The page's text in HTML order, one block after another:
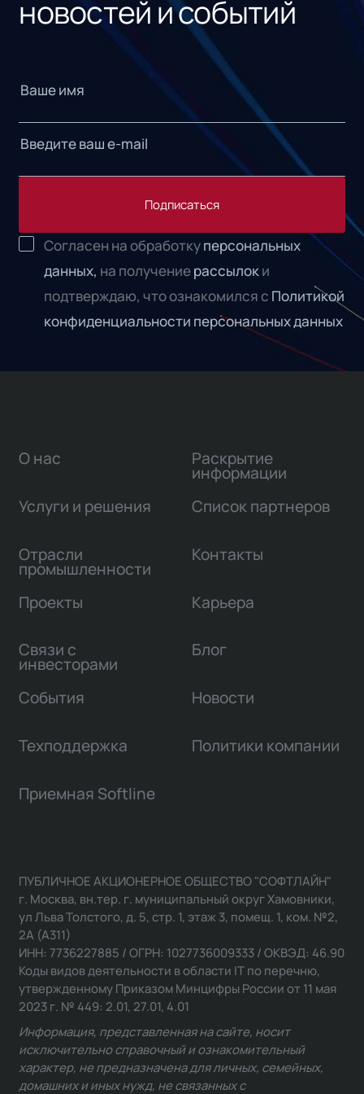
новостей и событий
Подписаться
Согласен на обработкуперсональных
данных, на получениерассылоки
подтверждаю, что ознакомился с Политикой
конфиденциальности персональных данных
О нас
Услуги и решения
Отрасли
промышленности
Проекты
Связи с
инвесторами
Раскрытие
информации
Список партнеров
Контакты
Карьера
Блог
События Новости
Техподдержка Политики компании
Приемная Softline
ПУБЛИЧНОЕ АКЦИОНЕРНОЕ ОБЩЕСТВО "СОФТЛАЙН"
г. Москва, вн.тер. г. муниципальный округ Хамовники,
ул Льва Толстого, д. 5, стр. 1, этаж 3, помещ. 1, ком. №2,
2А (А311)
ИНН: 7736227885 / ОГРН: 1027736009333 / ОКВЭД: 46.90
Коды видов деятельности в области IT по перечню,
утвержденному Приказом Минцифры России от 11 мая
2023 г. № 449: 2.01, 27.01, 4.01
Информация, представленная на сайте, носит
исключительно справочный и ознакомительный
характер, не предназначена для личных, семейных,
домашних и иных нужд, не связанных с